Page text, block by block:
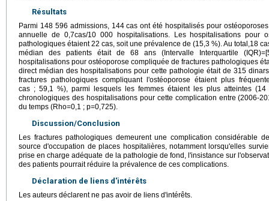
Résultats
Parmi 148 596 admissions, 144 cas ont été hospitalisés pour
annuelle de 0,7cas/10 000 hospitalisations. Les hospitalisations pour
pathologiques étaient 22 cas, soit une prévalence de (15,3 %). Au total,18
médian des patients était de 68 ans (Intervalle Interquartile
hospitalisations pour ostéoporose compliquée de fractures pathologiques
direct médian des hospitalisations pour cette pathologie était de 315
fractures pathologiques compliquant l'ostéoporose étaient plus
cas ; 59,1 %), parmi lesquels les femmes étaient les plus atteintes (14
chronologiques des hospitalisations pour cette complication entre (2006-
du temps (Rho=0,1 ; p=0,725).
Discussion/Conclusion
Les fractures pathologiques demeurent une complication considérable
source d'occupation de places hospitalières, notamment lorsqu'elles
prise en charge adéquate de la pathologie de fond, l'insistance sur
des patients pourrait réduire la prévalence de ces complications.
Déclaration de liens d'intérêts
Les auteurs déclarent ne pas avoir de liens d'intérêts.